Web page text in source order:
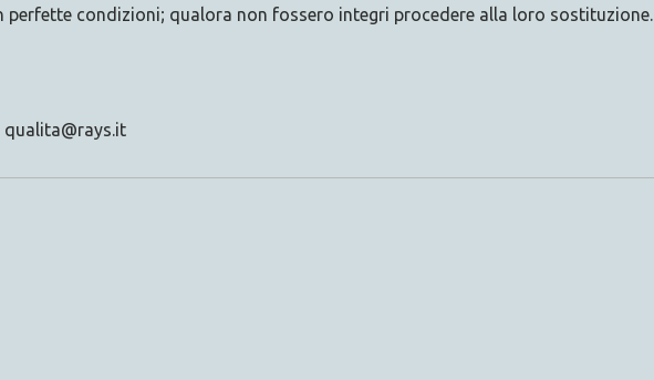
condizioni; qualora non fossero integri procedere alla loro sostituzione.
qualita@rays.it